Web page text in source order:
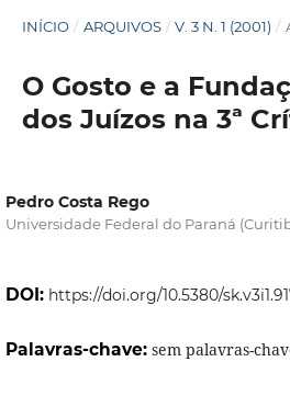
INÍCIO / ARQUIVOS / V. 3 N. 1 (2001) /
O Gosto e a
dos Juízos na 3ª
Pedro Costa Rego
Universidade Federal do Paraná
DOI: https://doi.org/10.5380/
Palavras-chave: sem palavras-